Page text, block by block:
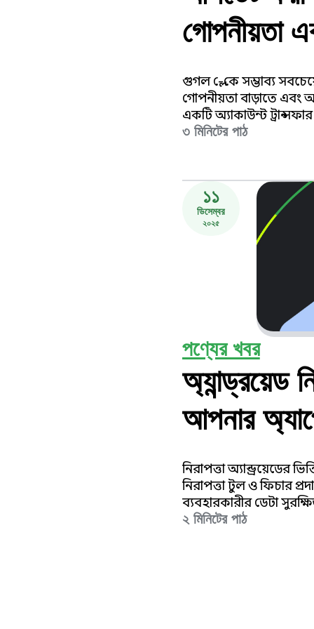
গোপনীয়তা
গুগল প্লে-কে সম্ভাব্য
গোপনীয়তা বাড়াতে
একটি অ্যাকাউন্ট
৩ মিনিটের পাঠ
১১
ডিসেম্বর
২০২৫
পণ্যের খবর
অ্যান্ড্রয়েড
আপনার
রাখুন।
নিরাপত্তা অ্যান্ড্রয়েডের
নিরাপত্তা টুল ও ফিচার
ব্যবহারকারীর ডেটা
২ মিনিটের পাঠ